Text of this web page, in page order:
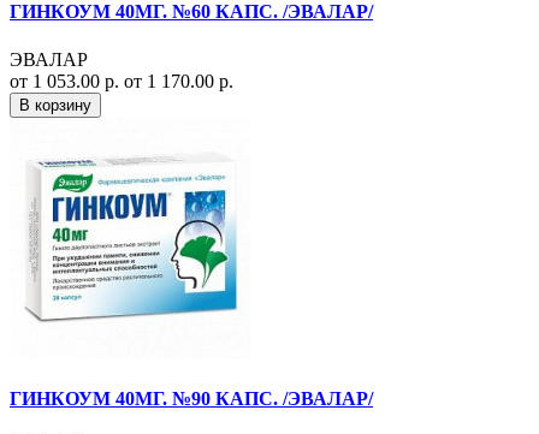
ГИНКОУМ 40МГ. №60 КАПС. /ЭВАЛАР/
ЭВАЛАР
от 1 053.00 р. от 1 170.00 р.
В корзину
ГИНКОУМ 40МГ. №90 КАПС. /ЭВАЛАР/